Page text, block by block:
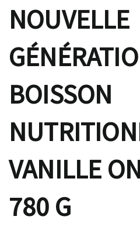
NOUVELLE
BOISSON
VANILLE
780 G